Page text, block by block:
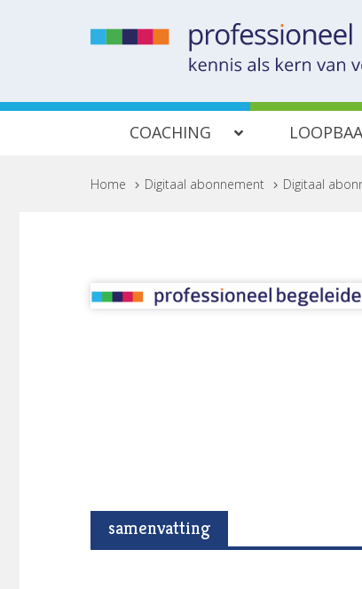
COACHING
Home > Digitaal abonnement > Digitaal
samenvatting